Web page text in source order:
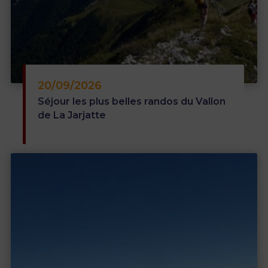
repas, l'ambiance générale, le cadre.
Un grand merci. Nous avons été très heureux
de partager ce séjour yoga et rando avec vous
dans le vallon de La Jarjatte. Au plaisir !
En savoir plus sur la note client
Publié par Morge le 18-07-2026
Séjour "YOGA ET RANDO DANS LE VALLON DE
LA JARJATTE"
5
20/09/2026
Séjour les plus belles randos du Vallon
de La Jarjatte